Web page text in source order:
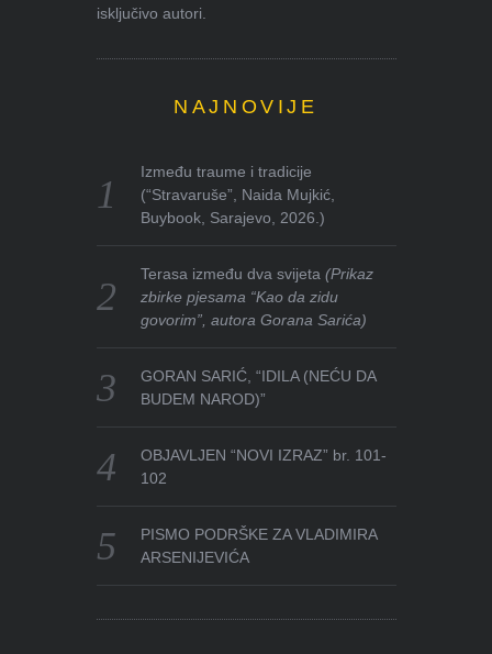
isključivo autori.
NAJNOVIJE
Između traume i tradicije
(“Stravaruše”, Naida Mujkić,
Buybook, Sarajevo, 2026.)
Terasa između dva svijeta(Prikaz
zbirke pjesama “Kao da zidu
govorim”, autora Gorana Sarića)
GORAN SARIĆ, “IDILA (NEĆU DA
BUDEM NAROD)”
OBJAVLJEN “NOVI IZRAZ” br. 101-
102
PISMO PODRŠKE ZA VLADIMIRA
ARSENIJEVIĆA